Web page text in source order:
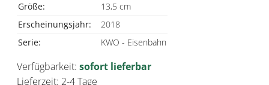
Größe:
13,5 cm
Erscheinungsjahr:
2018
Serie:
KWO - Eisenbahn
Verfügbarkeit: sofort lieferbar
Lieferzeit: 2-4 Tage